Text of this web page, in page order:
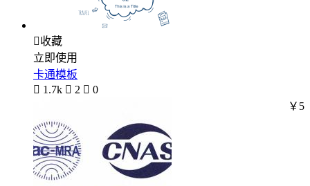
收藏
立即使用
卡通模板
 1.7k  2  0
￥5